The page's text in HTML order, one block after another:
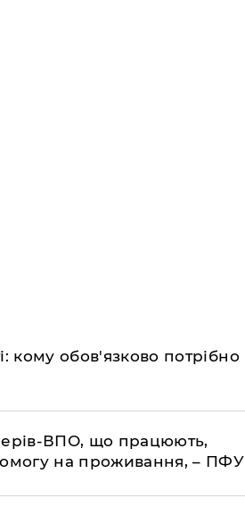
кому обов'язково потрібно
ВПО, що працюють,
на проживання, – ПФУ